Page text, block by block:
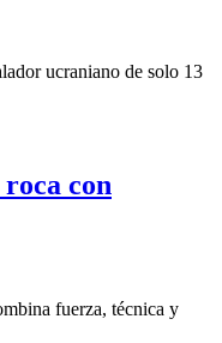
ucraniano de solo 13
roca con
fuerza, técnica y